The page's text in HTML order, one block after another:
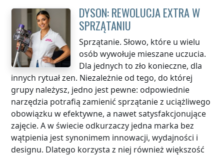
DYSON: REWOLUCJA EXTRA W
SPRZĄTANIU
Sprzątanie. Słowo, które u wielu
osób wywołuje mieszane uczucia.
Dla jednych to zło konieczne, dla
innych rytuał zen. Niezależnie od tego, do której
grupy należysz, jedno jest pewne: odpowiednie
narzędzia potrafią zamienić sprzątanie z uciążliwego
obowiązku w efektywne, a nawet satysfakcjonujące
zajęcie. A w świecie odkurzaczy jedna marka bez
wątpienia jest synonimem innowacji, wydajności i
designu. Dlatego korzysta z niej również większość